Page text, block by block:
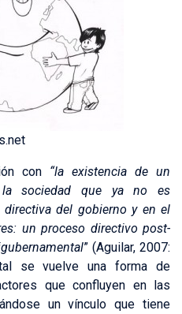
con “la existencia de un
sociedad que ya no es
del gobierno y en el
un proceso directivo post-
” (Aguilar, 2007:
se vuelve una forma de
que confluyen en las
un vínculo que tiene